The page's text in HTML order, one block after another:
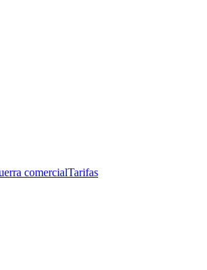
comercialTarifas